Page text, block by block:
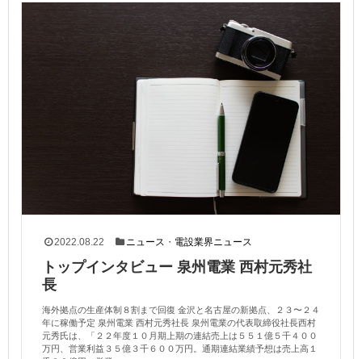
2022.08.22 ニュース ・ 電設業界ニュース
トップインタビュー 泉州電業 西村元秀社
長
海外拠点の生産体制８割まで回復 金沢と名古屋の新拠点、２３〜２４
年に稼働予定 泉州電業 西村元秀社長 泉州電業の代表取締役社長西村
元秀氏は、「２２年度１０月期上期の連結売上は５５１億５千４００
万円、営業利益３５億３千６００万円。通期連結業績予想は売上高１